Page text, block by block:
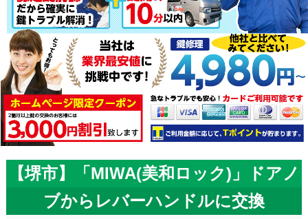
【堺市】「MIWA(美和ロック)」ドアノ
ブからレバーハンドルに交換